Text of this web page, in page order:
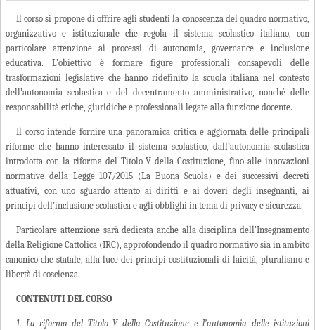
Il corso si propone di offrire agli studenti la conoscenza del quadro normativo,
organizzativo e istituzionale che regola il sistema scolastico italiano, con
particolare attenzione ai processi di autonomia, governance e inclusione
educativa. L’obiettivo è formare figure professionali consapevoli delle
trasformazioni legislative che hanno ridefinito la scuola italiana nel contesto
dell’autonomia scolastica e del decentramento amministrativo, nonché delle
responsabilità etiche, giuridiche e professionali legate alla funzione docente.
Il corso intende fornire una panoramica critica e aggiornata delle principali
riforme che hanno interessato il sistema scolastico, dall’autonomia scolastica
introdotta con la riforma del Titolo V della Costituzione, fino alle innovazioni
normative della Legge 107/2015 (La Buona Scuola) e dei successivi decreti
attuativi, con uno sguardo attento ai diritti e ai doveri degli insegnanti, ai
principi dell’inclusione scolastica e agli obblighi in tema di privacy e sicurezza.
Particolare attenzione sarà dedicata anche alla disciplina dell’Insegnamento
della Religione Cattolica (IRC), approfondendo il quadro normativo sia in ambito
canonico che statale, alla luce dei principi costituzionali di laicità, pluralismo e
libertà di coscienza.
CONTENUTI DEL CORSO
1. La riforma del Titolo V della Costituzione e l’autonomia delle istituzioni